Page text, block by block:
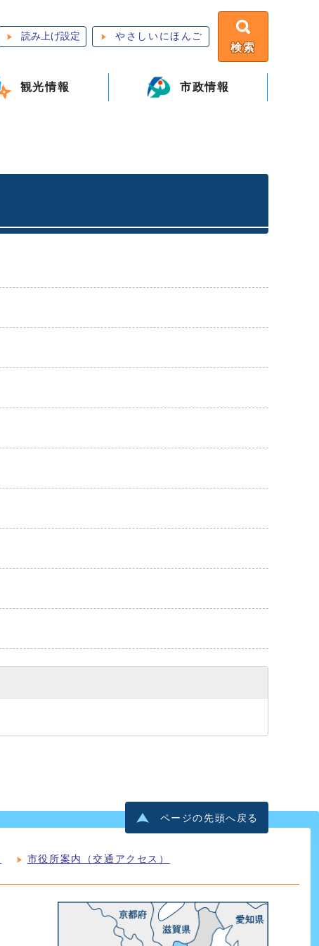
読み上げ設定 やさしいにほんご
検索
観光情報 市政情報
ページの先頭へ戻る
市役所案内（交通アクセス）